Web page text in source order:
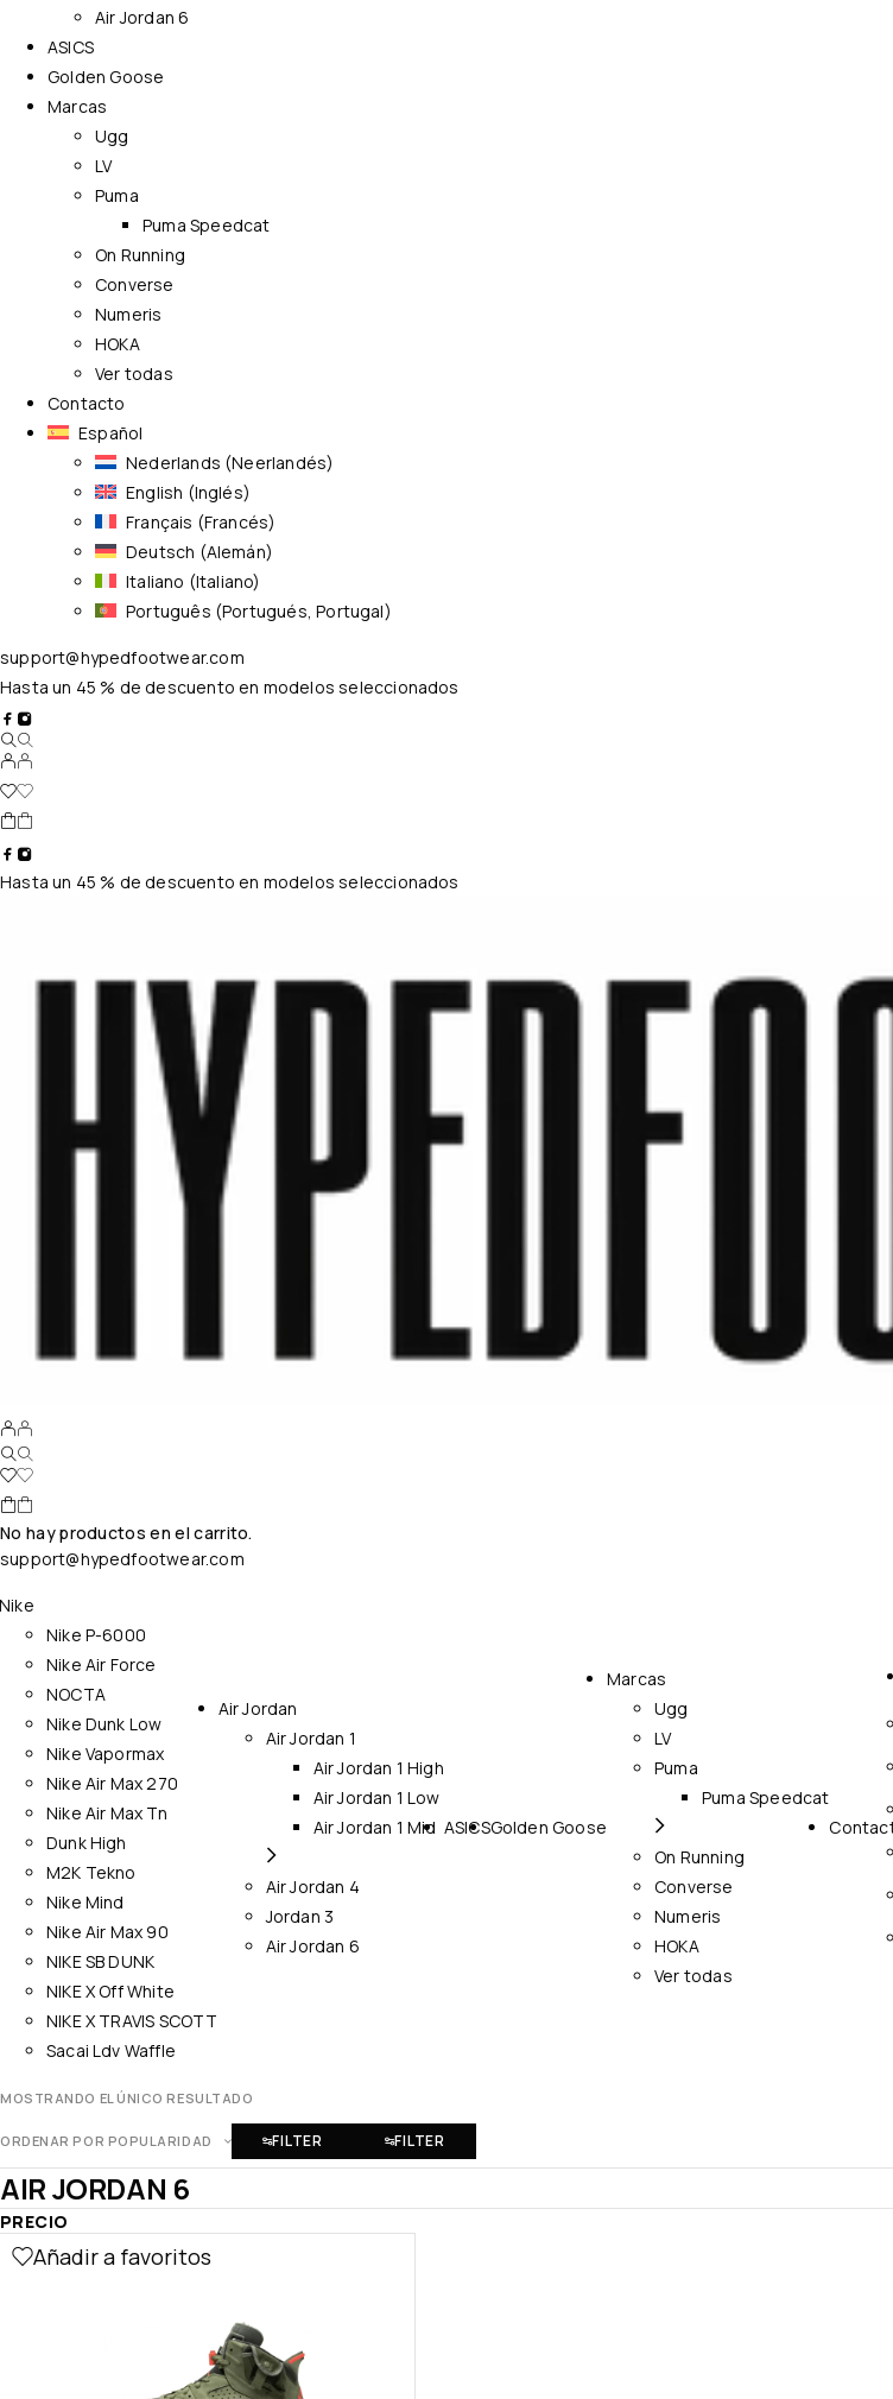
Air Jordan 6
ASICS
Golden Goose
Marcas
Ugg
LV
Puma
Puma Speedcat
On Running
Converse
Numeris
HOKA
Ver todas
Contacto
Español
Nederlands (Neerlandés)
English (Inglés)
Français (Francés)
Deutsch (Alemán)
Italiano (Italiano)
Português (Portugués, Portugal)
support@hypedfootwear.com
Hasta un 45 % de descuento en modelos seleccionados
Hasta un 45 % de descuento en modelos seleccionados
No hay productos en el carrito.
support@hypedfootwear.com
Nike P-6000
Nike Air Force
NOCTA
Nike Dunk Low
Nike Vapormax
Nike Air Max 270
Nike Air Max Tn
Dunk High
M2K Tekno
Nike Mind
Nike Air Max 90
NIKE SB DUNK
NIKE X Off White
NIKE X TRAVIS SCOTT
Sacai Ldv Waffle
Air Jordan
Air Jordan 1
Air Jordan 1 High
Air Jordan 1 Low
Air Jordan 1 Mid
Air Jordan 4
Jordan 3
Air Jordan 6
ASICSGolden Goose
Marcas
Ugg
LV
Puma
Puma Speedcat
On Running
Converse
Numeris
HOKA
Ver todas
MOSTRANDO EL ÚNICO RESULTADO
ORDENAR POR POPULARIDAD FILTER FILTER
AIR JORDAN 6
PRECIO
Añadir a favoritos